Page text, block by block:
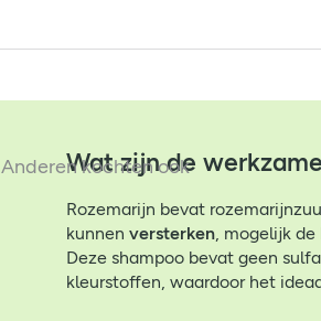
Wat zijn de
Rozemarijn bevat
kunnen versterken, mogelijk de
Deze shampoo bevat geen
kleurstoffen, waardoor het
Anderen kochten ook